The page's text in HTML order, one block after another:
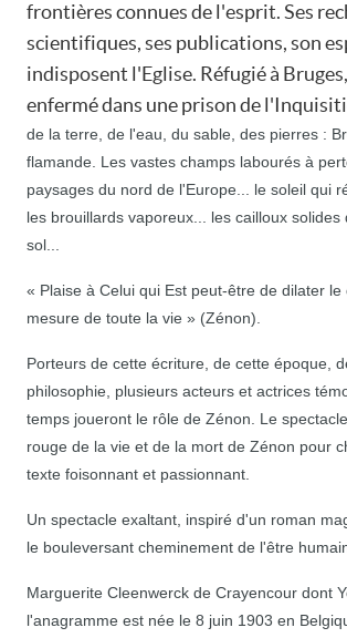
frontières connues de l'esprit. Ses
scientifiques, ses publications, son
indisposent l'Eglise. Réfugié à
enfermé dans une prison de
de la terre, de l'eau, du sable, des pierres :
flamande. Les vastes champs labourés à
paysages du nord de l'Europe... le soleil qui
les brouillards vaporeux... les cailloux solides
sol...
« Plaise à Celui qui Est peut-être de dilater
mesure de toute la vie » (Zénon).
Porteurs de cette écriture, de cette époque,
philosophie, plusieurs acteurs et actrices
temps joueront le rôle de Zénon. Le
rouge de la vie et de la mort de Zénon pour
texte foisonnant et passionnant.
Un spectacle exaltant, inspiré d'un roman
le bouleversant cheminement de l'être
Marguerite Cleenwerck de Crayencour dont
l'anagramme est née le 8 juin 1903 en